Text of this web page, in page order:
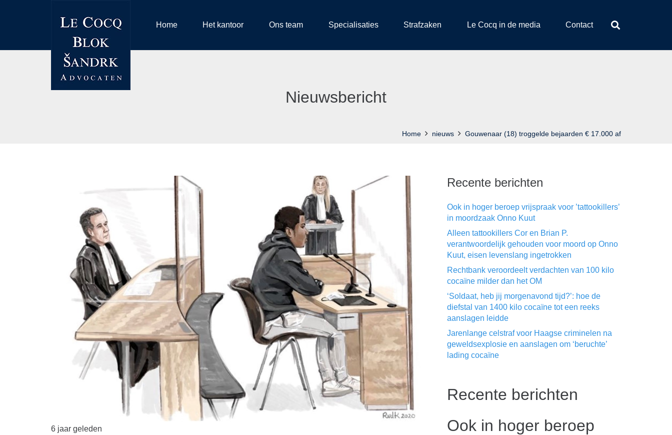
Home Het kantoor Ons team Specialisaties Strafzaken Le Cocq in de media Contact
Nieuwsbericht
Home nieuws Gouwenaar (18) troggelde bejaarden € 17.000 af
6 jaar geleden
Recente berichten
Ook in hoger beroep vrijspraak voor ’tattookillers’
in moordzaak Onno Kuut
Alleen tattookillers Cor en Brian P.
verantwoordelijk gehouden voor moord op Onno
Kuut, eisen levenslang ingetrokken
Rechtbank veroordeelt verdachten van 100 kilo
cocaïne milder dan het OM
‘Soldaat, heb jij morgenavond tijd?’: hoe de
diefstal van 1400 kilo cocaïne tot een reeks
aanslagen leidde
Jarenlange celstraf voor Haagse criminelen na
geweldsexplosie en aanslagen om ‘beruchte’
lading cocaïne
Recente berichten
Ook in hoger beroep